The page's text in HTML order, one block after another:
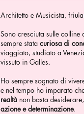
Architetto e Musicista,
Sono cresciuta sulle colline
sempre stata curiosa di
viaggiato, studiato a
vissuto in Galles.
Ho sempre sognato di
e nel tempo ho imparato
realtà non basta
azione e determinazione.